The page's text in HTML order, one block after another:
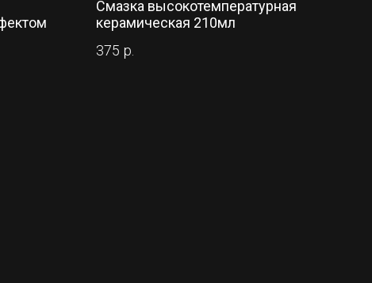
Смазка высокотемпературная
керамическая 210мл
375 р.